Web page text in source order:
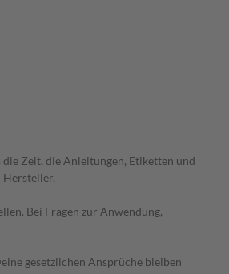
Zeit, die Anleitungen, Etiketten und
Hersteller.
Bei Fragen zur Anwendung,
gesetzlichen Ansprüche bleiben